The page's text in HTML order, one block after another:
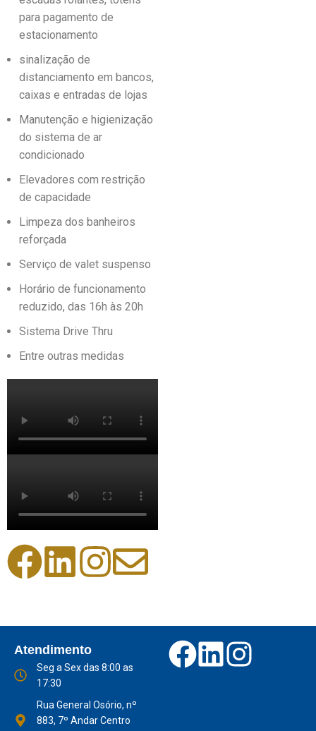
para pagamento de
estacionamento
sinalização de
distanciamento em bancos,
caixas e entradas de lojas
Manutenção e higienização
do sistema de ar
condicionado
Elevadores com restrição
de capacidade
Limpeza dos banheiros
reforçada
Serviço de valet suspenso
Horário de funcionamento
reduzido, das 16h às 20h
Sistema Drive Thru
Entre outras medidas
Atendimento
Seg a Sex das 8:00 as
17:30
Rua General Osório, nº
883, 7º Andar Centro